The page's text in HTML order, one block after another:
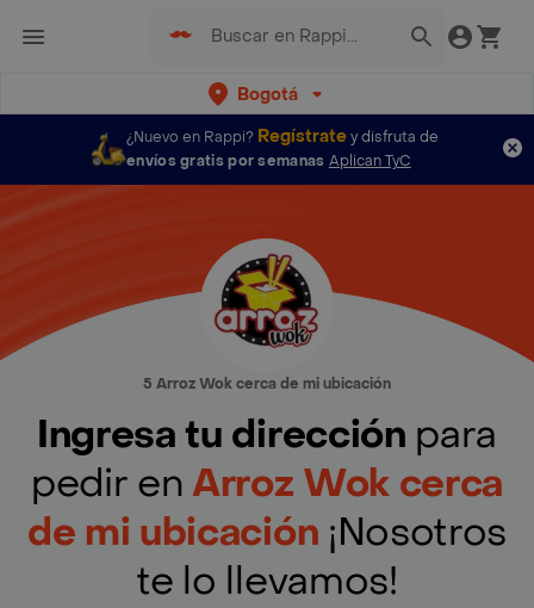
Bogotá
¿Nuevo en Rappi? Regístratey disfruta de
envíos gratis por semanas Aplican TyC
5 Arroz Wok cerca de mi ubicación
Ingresa tu dirección para
pedir enArroz Wok cerca
de mi ubicación ¡Nosotros
te lo llevamos!